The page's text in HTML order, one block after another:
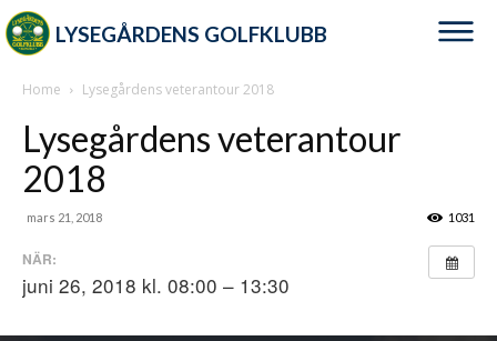
LYSEGÅRDENS GOLFKLUBB
Home Lysegårdens veterantour 2018
Lysegårdens veterantour
2018
mars 21, 2018 1031
NÄR:
juni 26, 2018 kl. 08:00 – 13:30